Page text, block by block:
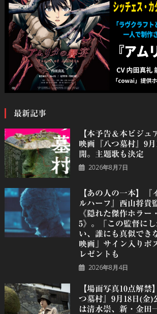
最新記事
【本予告＆本ビジュ
映画『八つ墓村』9
開。主題歌も決定
2026年8月7日
【あの人の一本】『
ルハーフ』⻄⼭将貴
《隠れた傑作ホラー
5》。「この監督に
い、誰にも真似でき
映画」サイン入りポ
レゼントも
2026年8月4日
【場面写真10点解禁
つ墓村』9月18日(金)
は清水崇、新・金田